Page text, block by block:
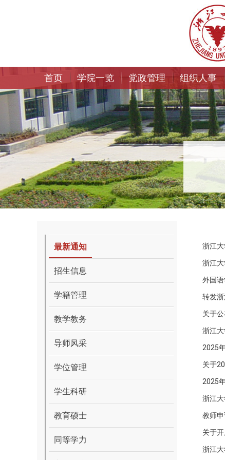
首页 学院一览 党政管理 组织人事
最新通知
招生信息
学籍管理
教学教务
导师风采
学位管理
学生科研
教育硕士
同等学力
浙江
浙江
外国
转发
关于
浙江
2025
关于
2025
浙江
教师
关于
浙江